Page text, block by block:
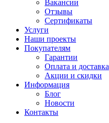
Вакансии
Отзывы
Сертификаты
Услуги
Наши проекты
Покупателям
Гарантии
Оплата и доставка
Акции и скидки
Информация
Блог
Новости
Контакты